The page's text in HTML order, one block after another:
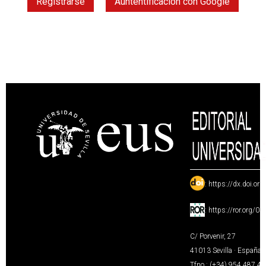
: https://
: https://ror.org/
C/ Porvenir, 27
41013 Sevilla · España